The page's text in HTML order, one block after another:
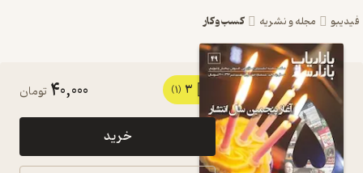
مجله و نشریه کسب‌وکار
کتاب
ماهنامه
بازاریاب
40,000 تومان
خرید